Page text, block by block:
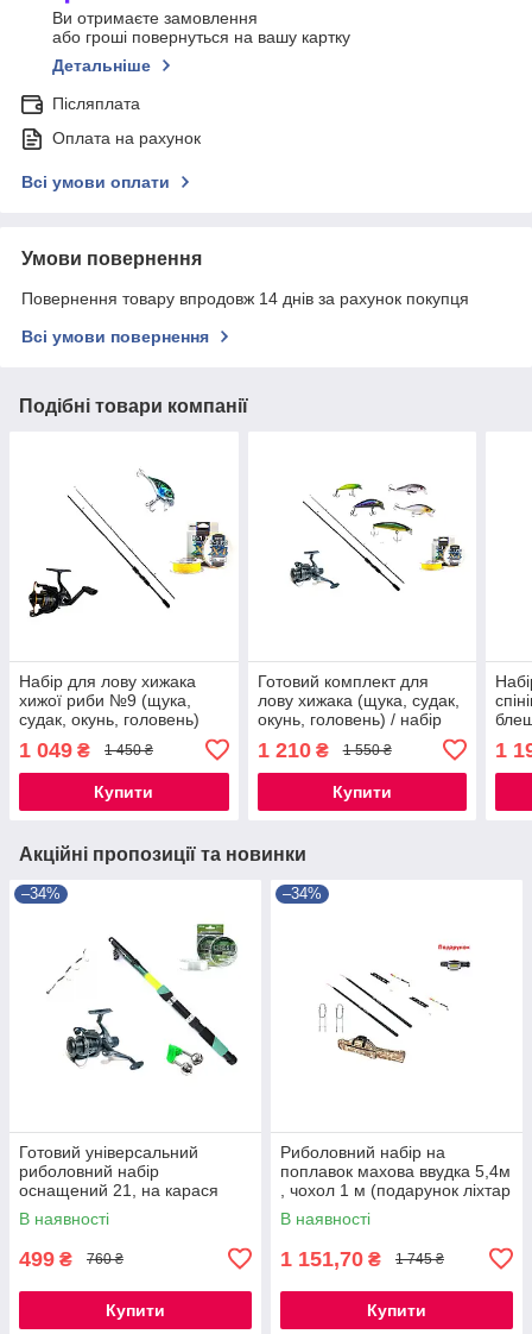
Ви отримаєте замовлення
або гроші повернуться на вашу картку
Детальніше
Післяплата
Оплата на рахунок
Всі умови оплати
Умови повернення
Повернення товару впродовж 14 днів за рахунок покупця
Всі умови повернення
Подібні товари компанії
Набір для лову хижака
хижої риби №9 (щука,
судак, окунь, головень)
1 049 ₴ 1 450 ₴
Купити
Готовий комплект для
лову хижака (щука, судак,
окунь, головень) / набір
для рибалки на подарунок
1 210₴ 1 550 ₴
Купити
для
1
Акційні пропозиції та новинки
–34%
Готовий універсальний
риболовний набір
оснащений 21, на карася
,коропа, ляща, плотва
В наявності
499 ₴ 760 ₴
Купити
–34%
Риболовний набір на
поплавок махова ввудка 5,4м
, чохол 1 м (подарунок ліхтар
)В наявності
1 151,70 ₴ 1 745 ₴
Купити